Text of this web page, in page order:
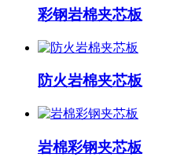
彩钢岩棉夹芯板
防火岩棉夹芯板
岩棉彩钢夹芯板